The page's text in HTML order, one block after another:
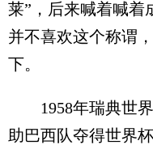
莱”，后来喊着喊着
并不喜欢这个称谓
下。
1958年瑞典世界
助巴西队夺得世界